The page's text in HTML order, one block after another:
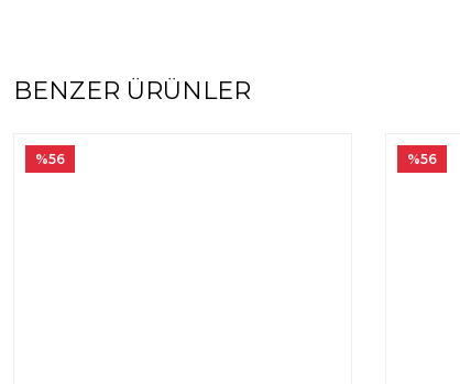
BENZER ÜRÜNLER
%56 %56